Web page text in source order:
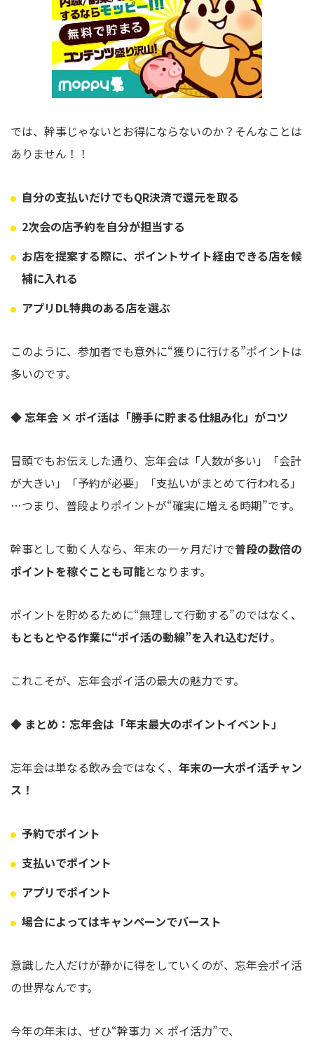
では、幹事じゃないとお得にならないのか？そんなことは
ありません！！
自分の支払いだけでもQR決済で還元を取る
2次会の店予約を自分が担当する
お店を提案する際に、ポイントサイト経由できる店を候
補に入れる
アプリDL特典のある店を選ぶ
このように、参加者でも意外に“獲りに行ける”ポイントは
多いのです。
◆ 忘年会 × ポイ活は「勝手に貯まる仕組み化」がコツ
冒頭でもお伝えした通り、忘年会は「人数が多い」「会計
が大きい」「予約が必要」「支払いがまとめて行われる」
…つまり、普段よりポイントが“確実に増える時期”です。
幹事として動く人なら、年末の一ヶ月だけで普段の数倍の
ポイントを稼ぐことも可能となります。
ポイントを貯めるために“無理して行動する”のではなく、
もともとやる作業に“ポイ活の動線”を入れ込むだけ。
これこそが、忘年会ポイ活の最大の魅力です。
◆ まとめ：忘年会は「年末最大のポイントイベント」
忘年会は単なる飲み会ではなく、 年末の一大ポイ活チャン
ス！
予約でポイント
支払いでポイント
アプリでポイント
場合によってはキャンペーンでバースト
意識した人だけが静かに得をしていくのが、忘年会ポイ活
の世界なんです。
今年の年末は、ぜひ“幹事力 × ポイ活力”で、